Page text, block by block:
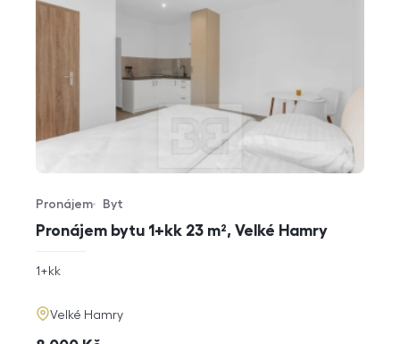
Pronájem bytu 1+kk 23 m², Velké Hamry
Typ nabídky
Pronájem
Typ nemovitosti
Byt
rozměry
1+kk
adresa
Velké Hamry